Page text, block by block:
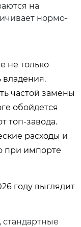
на
нормо-
не только
владения.
частой замены
обойдется
топ-завода.
расходы и
при импорте
году выглядит